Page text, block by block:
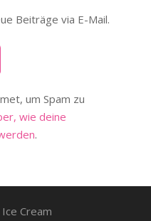
Beiträge via E-Mail.
um Spam zu
wie deine
.
Cream